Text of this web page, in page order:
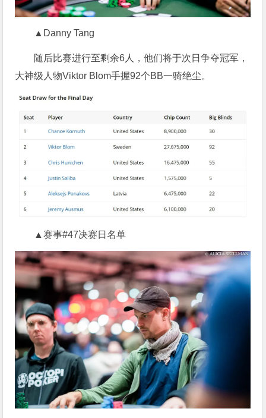
▲Danny Tang
随后比赛进行至剩余6人，他们将于次日争夺冠军，
大神级人物Viktor Blom手握92个BB一骑绝尘。
▲赛事#47决赛日名单